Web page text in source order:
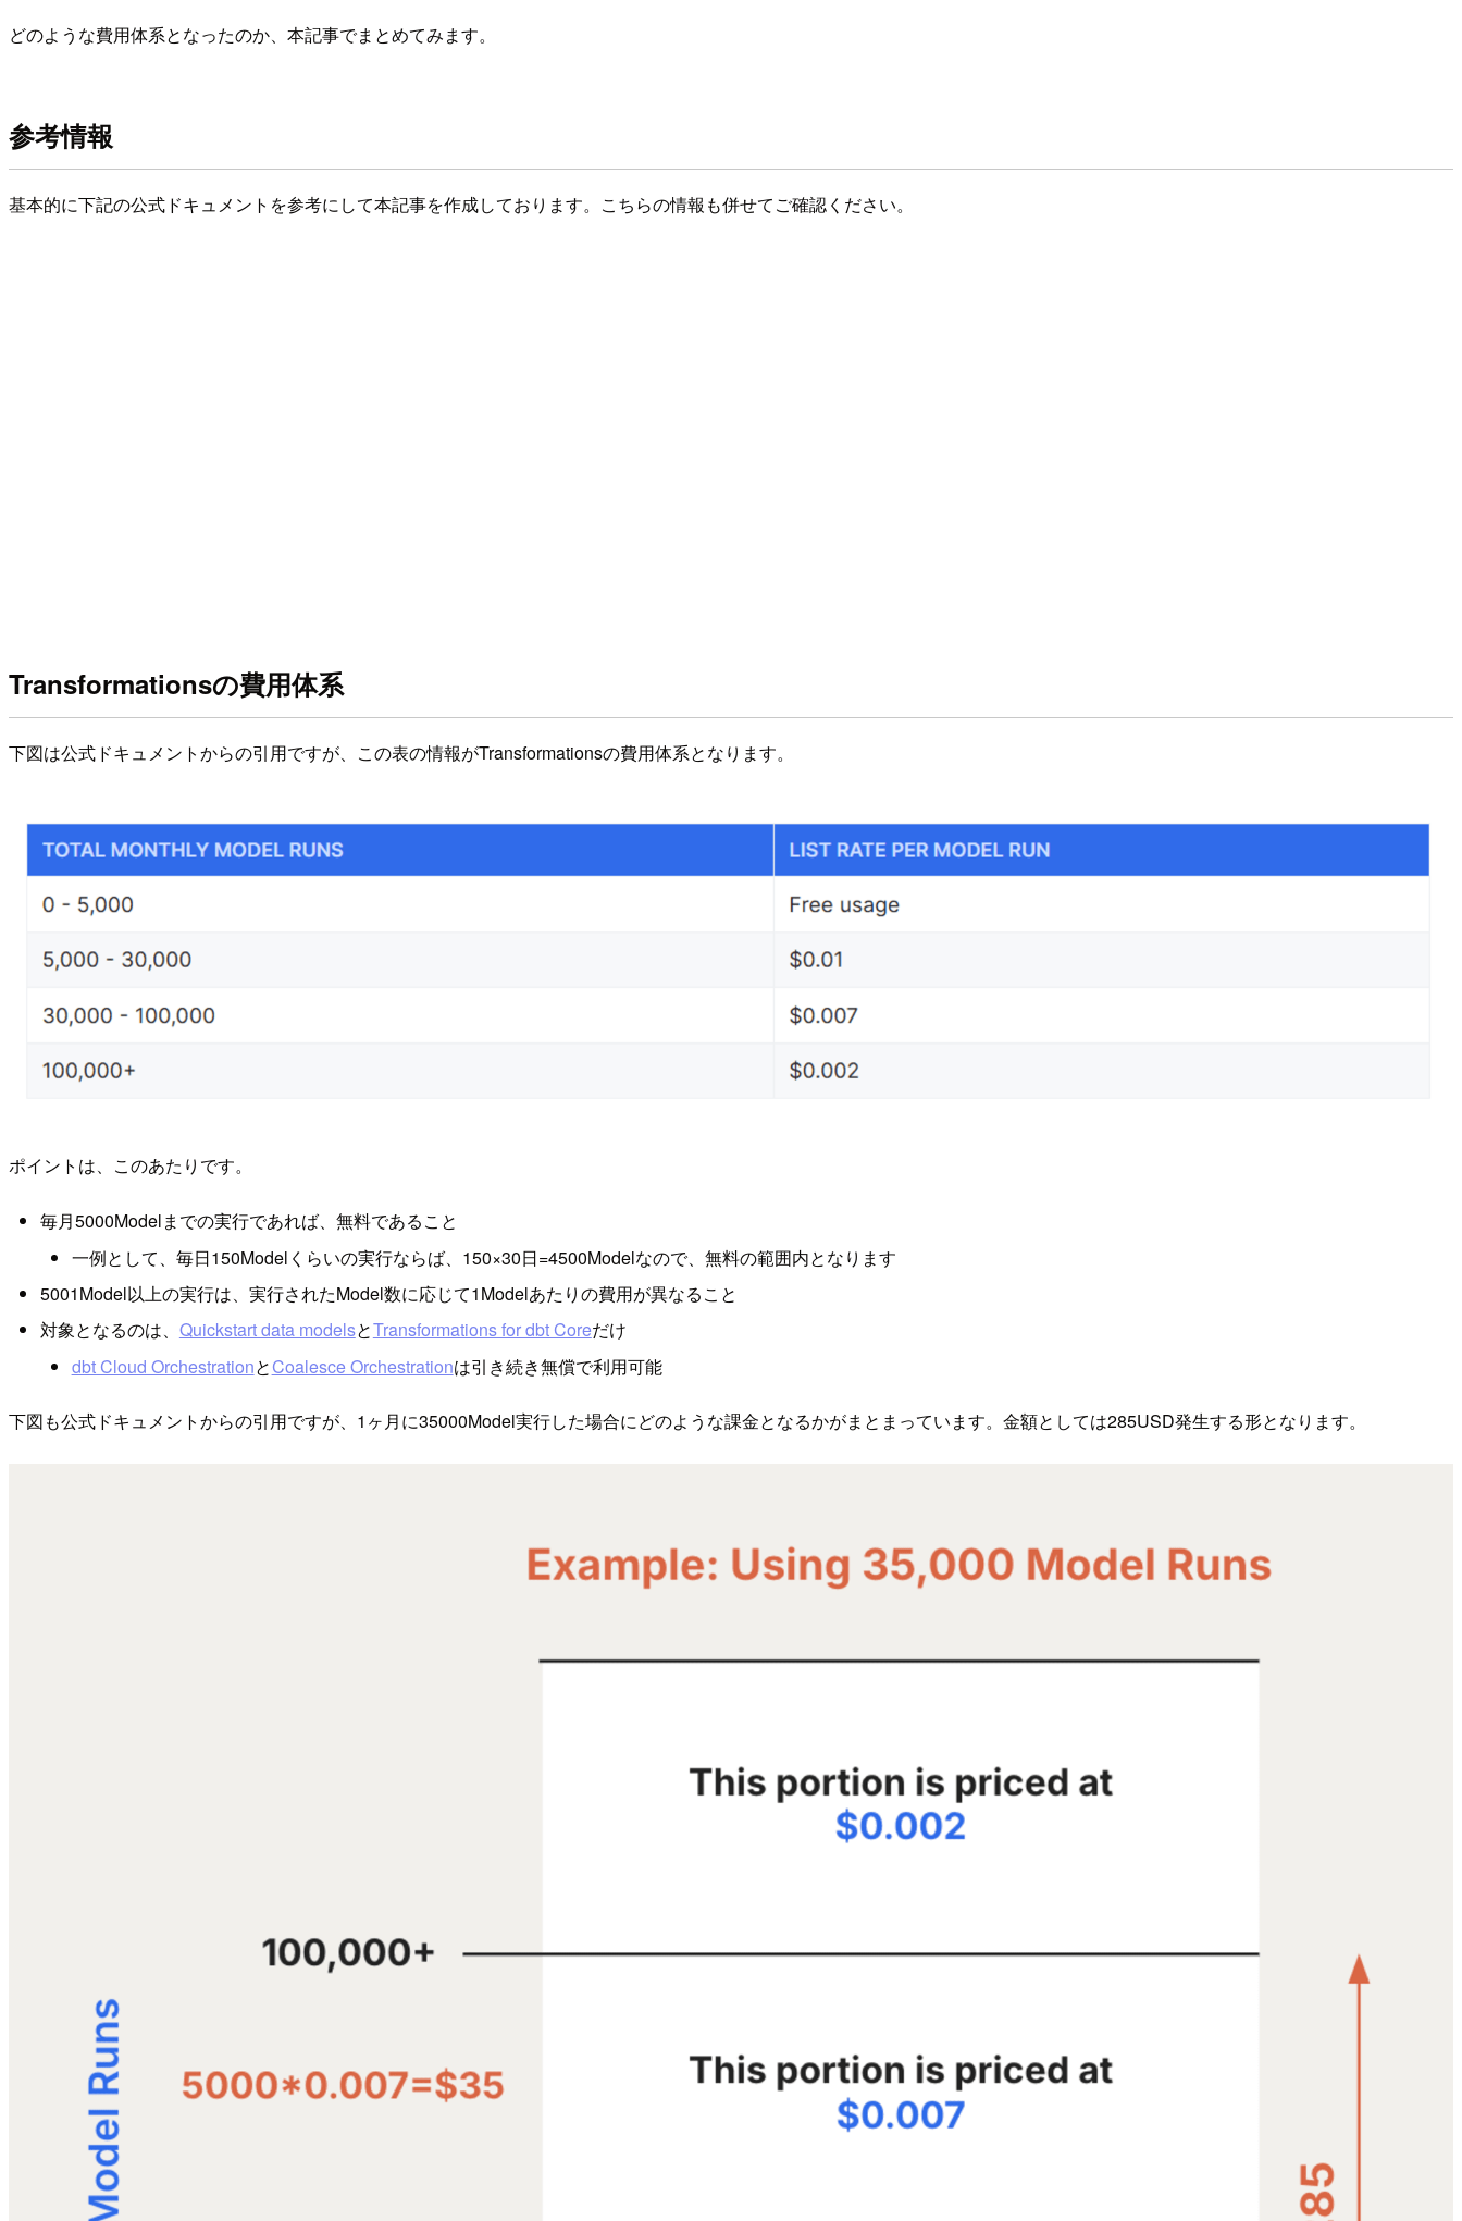
どのような費用体系となったのか、本記事でまとめてみます。
参考情報
基本的に下記の公式ドキュメントを参考にして本記事を作成しております。こちらの情報も併せてご確認ください。
Transformationsの費用体系
下図は公式ドキュメントからの引用ですが、この表の情報がTransformationsの費用体系となります。
ポイントは、このあたりです。
毎月5000Modelまでの実行であれば、無料であること
一例として、毎日150Modelくらいの実行ならば、150×30日=4500Modelなので、無料の範囲内となります
5001Model以上の実行は、実行されたModel数に応じて1Modelあたりの費用が異なること
対象となるのは、 Quickstart data modelsとTransformations for dbt Coreだけ
dbt Cloud OrchestrationとCoalesce Orchestrationは引き続き無償で利用可能
下図も公式ドキュメントからの引用ですが、1ヶ月に35000Model実行した場合にどのような課金となるかがまとまっています。金額としては285USD発生する形となります。